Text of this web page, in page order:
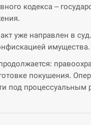
кодекса –
уже направлен в
имущества.
покушения.
под процессуальным